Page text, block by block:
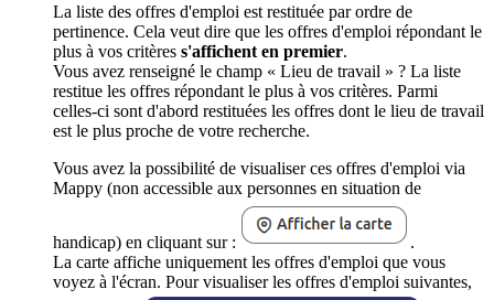
La liste des offres d'emploi est restituée par ordre de
pertinence. Cela veut dire que les offres d'emploi répondant le
plus à vos critères s'affichent en premier.
Vous avez renseigné le champ « Lieu de travail » ? La liste
restitue les offres répondant le plus à vos critères. Parmi
celles-ci sont d'abord restituées les offres dont le lieu de travail
est le plus proche de votre recherche.
Vous avez la possibilité de visualiser ces offres d'emploi via
Mappy (non accessible aux personnes en situation de
handicap) en cliquant sur :
.
La carte affiche uniquement les offres d'emploi que vous
voyez à l'écran. Pour visualiser les offres d'emploi suivantes,